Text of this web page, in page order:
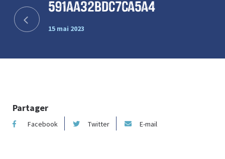
591aa32bdc7ca5a4
15 mai 2023
Partager
Facebook Twitter E-mail